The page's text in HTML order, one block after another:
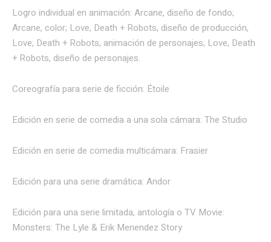
Logro individual en animación: Arcane, diseño de fondo;
Arcane, color; Love, Death + Robots, diseño de producción,
Love, Death + Robots, animación de personajes; Love, Death
+ Robots, diseño de personajes.
Coreografía para serie de ficción: Étoile
Edición en serie de comedia a una sola cámara: The Studio
Edición en serie de comedia multicámara: Frasier
Edición para una serie dramática: Andor
Edición para una serie limitada, antología o TV Movie:
Monsters: The Lyle & Erik Menendez Story